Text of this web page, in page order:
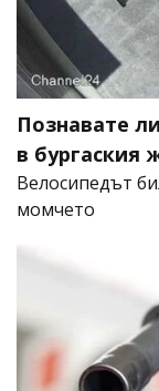
Познавате
в
Велосипедът
момчето